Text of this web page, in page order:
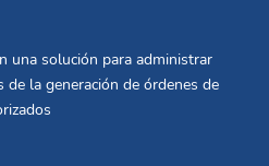
una solución para administrar
de la generación de órdenes de